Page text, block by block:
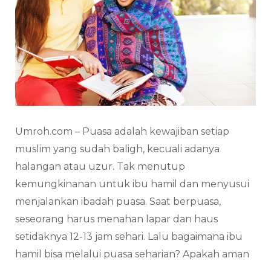
Umroh.com – Puasa adalah kewajiban setiap
muslim yang sudah baligh, kecuali adanya
halangan atau uzur. Tak menutup
kemungkinanan untuk ibu hamil dan menyusui
menjalankan ibadah puasa. Saat berpuasa,
seseorang harus menahan lapar dan haus
setidaknya 12-13 jam sehari. Lalu bagaimana ibu
hamil bisa melalui puasa seharian? Apakah aman